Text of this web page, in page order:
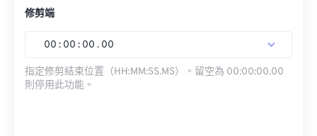
修剪端
00 : 00 : 00 . 00
指定修剪結束位置（HH:MM:SS.MS）。留空為 00:00:00.00
則停用此功能。